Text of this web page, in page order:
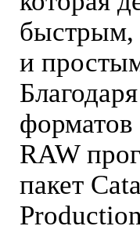
и
RAW
пакет